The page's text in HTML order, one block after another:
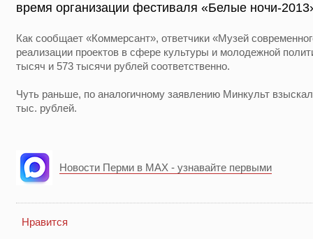
время организации фестиваля «Белые ночи-
Как сообщает «Коммерсант», ответчики «Музей
реализации проектов в сфере культуры и молодежной
тысяч и 573 тысячи рублей соответственно.
Чуть раньше, по аналогичному заявлению Минкульт
тыс. рублей.
Новости Перми в MAX - узнавайте первыми
Нравится